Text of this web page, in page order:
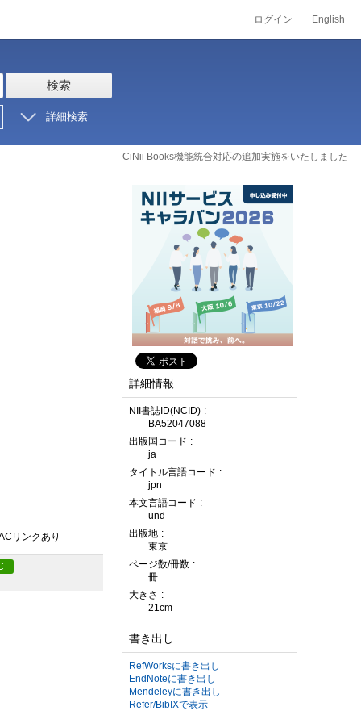
ログイン English
検索
詳細検索
CiNii Books機能統合対応の追加実施をいたしました
リンクあり
詳細情報
NII書誌ID(NCID)
BA52047088
出版国コード
ja
タイトル言語コード
jpn
本文言語コード
und
出版地
東京
ページ数/冊数
冊
大きさ
21cm
書き出し
RefWorksに書き出し
EndNoteに書き出し
Mendeleyに書き出し
Refer/BibIXで表示